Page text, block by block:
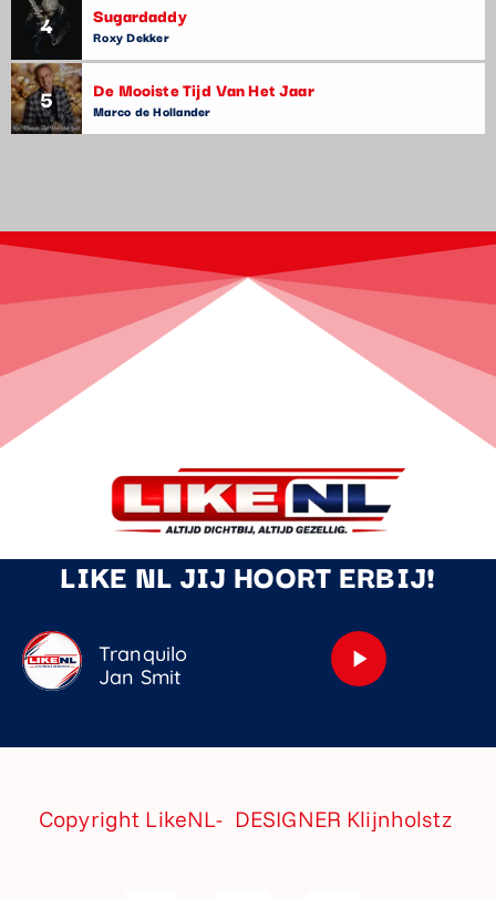
4 Sugardaddy
Roxy Dekker
5 De Mooiste Tijd Van Het Jaar
Marco de Hollander
LIKE NL JIJ HOORT ERBIJ!
Tranquilo
Jan Smit
play_arrow
Copyright LikeNL- DESIGNER Klijnholstz